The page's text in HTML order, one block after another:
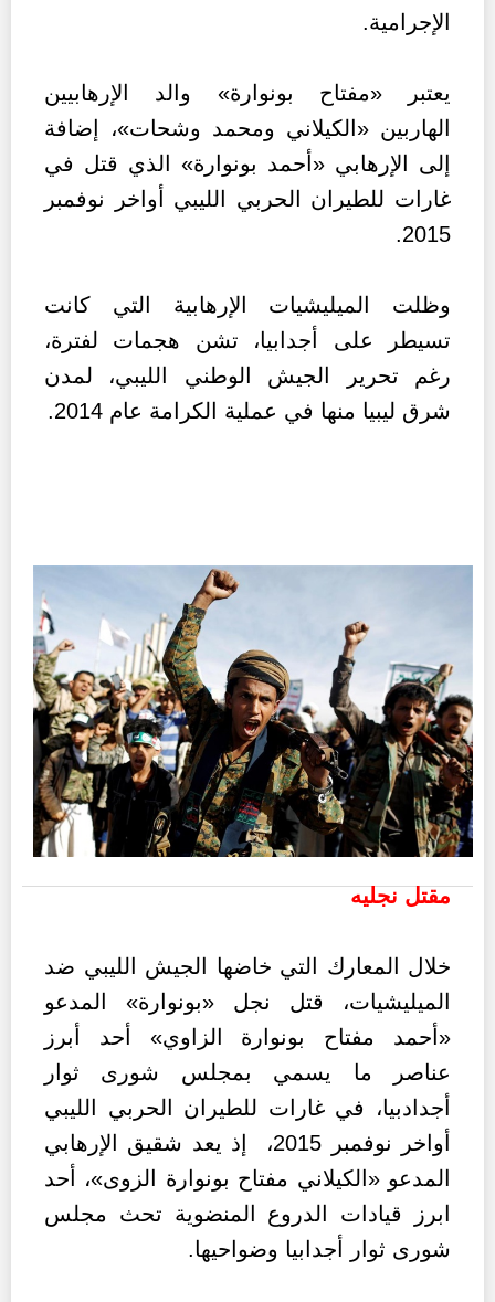
الإجرامية.
يعتبر «مفتاح بونوارة» والد الإرهابيين
الهاربين «الكيلاني ومحمد وشحات»، إضافة
إلى الإرهابي «أحمد بونوارة» الذي قتل في
غارات للطيران الحربي الليبي أواخر نوفمبر
2015.
وظلت الميليشيات الإرهابية التي كانت
تسيطر على أجدابيا، تشن هجمات لفترة،
رغم تحرير الجيش الوطني الليبي، لمدن
شرق ليبيا منها في عملية الكرامة عام 2014.
مقتل نجليه
خلال المعارك التي خاضها الجيش الليبي ضد
الميليشيات، قتل نجل «بونوارة» المدعو
«أحمد مفتاح بونوارة الزاوي» أحد أبرز
عناصر ما يسمي بمجلس شورى ثوار
أجدادبيا، في غارات للطيران الحربي الليبي
أواخر نوفمبر 2015، إذ يعد شقيق الإرهابي
المدعو «الكيلاني مفتاح بونوارة الزوى»، أحد
ابرز قيادات الدروع المنضوية تحث مجلس
شورى ثوار أجدابيا وضواحيها.